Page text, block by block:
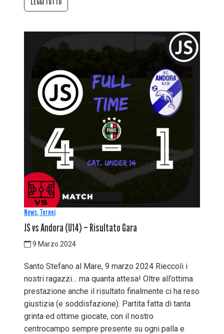
News,Tornei
JS vs Andora (U14) – Risultato Gara
9 Marzo 2024
Santo Stefano al Mare, 9 marzo 2024 Rieccoli i
nostri ragazzi… ma quanta attesa! Oltre all’ottima
prestazione anche il risultato finalmente ci ha reso
giustizia (e soddisfazione). Partita fatta di tanta
grinta ed ottime giocate, con il nostro
centrocampo sempre presente su ogni palla e